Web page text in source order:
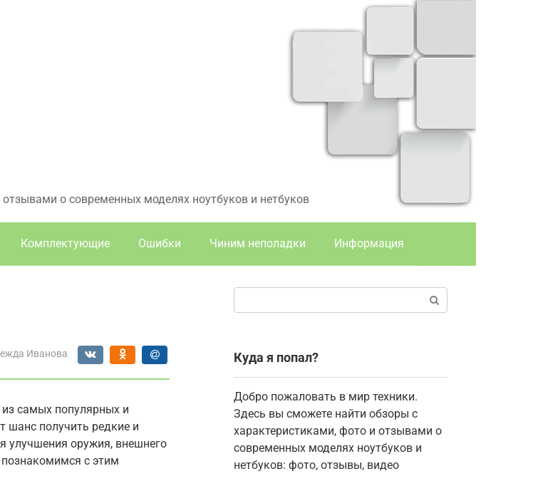
о современных моделях ноутбуков и нетбуков
Комплектующие Ошибки Чиним неполадки Информация
Иванова
самых популярных и
шанс получить редкие и
улучшения оружия, внешнего
с этим
Куда я попал?
Добро пожаловать в мир техники.
Здесь вы сможете найти обзоры с
характеристиками, фото и отзывами о
современных моделях ноутбуков и
нетбуков: фото, отзывы, видео